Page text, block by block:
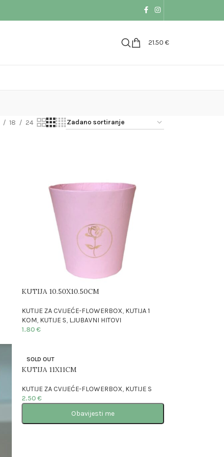
21.50 €
18 24
KUTIJA 10.50X10.50CM
KUTIJE ZA CVIJEĆE-FLOWERBOX, KUTIJA 1
KOM, KUTIJE S, LJUBAVNI HITOVI
1.80€
SOLD OUT
KUTIJA 11X11CM
KUTIJE ZA CVIJEĆE-FLOWERBOX, KUTIJE S
2.50€
Obavijesti me